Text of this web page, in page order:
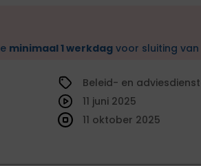
minimaal 1 werkdag voor sluiting
Beleid- en
11 juni 2025
11 oktober 2025